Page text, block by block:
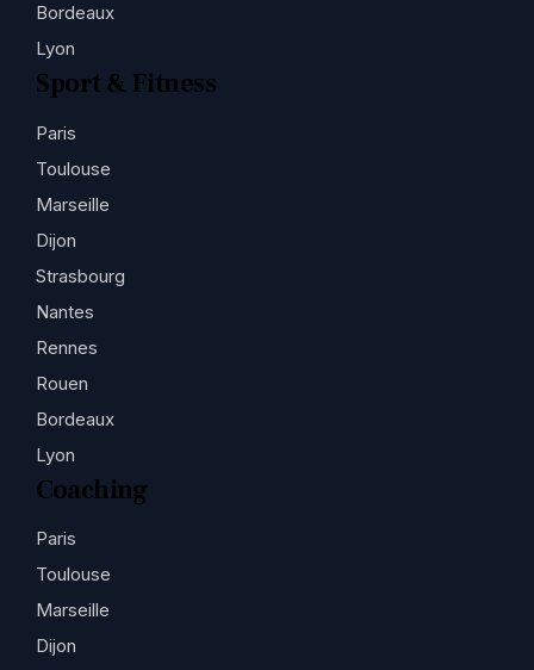
Bordeaux
Lyon
Sport & Fitness
Paris
Toulouse
Marseille
Dijon
Strasbourg
Nantes
Rennes
Rouen
Bordeaux
Lyon
Coaching
Paris
Toulouse
Marseille
Dijon